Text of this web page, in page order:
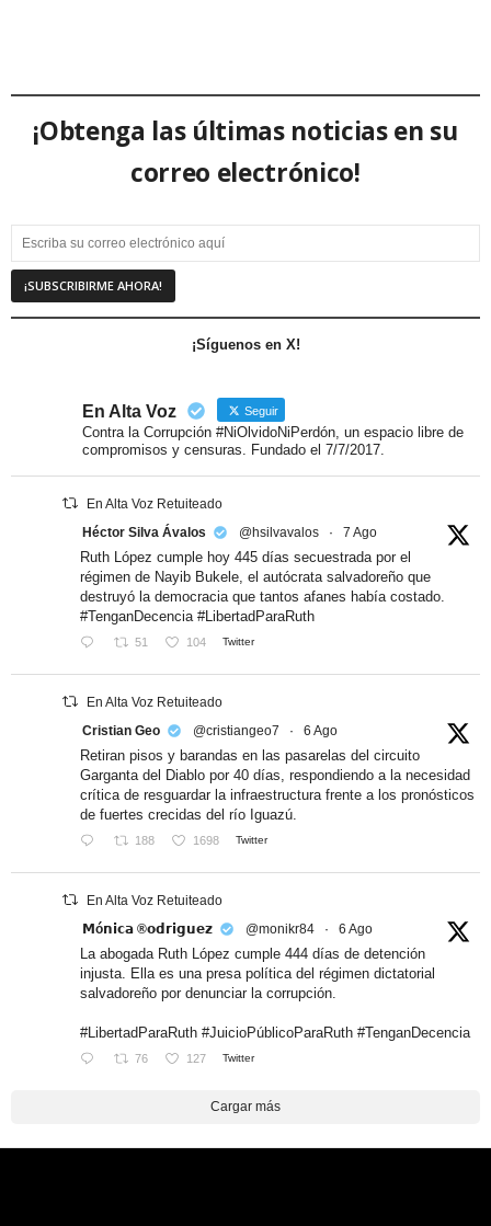
¡Obtenga las últimas noticias en su
correo electrónico!
¡Síguenos en X!
En Alta Voz Seguir
Contra la Corrupción #NiOlvidoNiPerdón, un espacio libre de
compromisos y censuras. Fundado el 7/7/2017.
En Alta Voz Retuiteado
Héctor Silva Ávalos
@hsilvavalos · 7 Ago
Ruth López cumple hoy 445 días secuestrada por el
régimen de Nayib Bukele, el autócrata salvadoreño que
destruyó la democracia que tantos afanes había costado.
#TenganDecencia #LibertadParaRuth
51 104 Twitter
En Alta Voz Retuiteado
Cristian Geo
@cristiangeo7 · 6 Ago
Retiran pisos y barandas en las pasarelas del circuito
Garganta del Diablo por 40 días, respondiendo a la necesidad
crítica de resguardar la infraestructura frente a los pronósticos
de fuertes crecidas del río Iguazú.
188 1698 Twitter
En Alta Voz Retuiteado
𝗠ó𝗻𝗶𝗰𝗮 ®𝗼𝗱𝗿𝗶𝗴𝘂𝗲𝘇
@monikr84 · 6 Ago
La abogada Ruth López cumple 444 días de detención
injusta. Ella es una presa política del régimen dictatorial
salvadoreño por denunciar la corrupción.
#LibertadParaRuth #JuicioPúblicoParaRuth #TenganDecencia
76 127 Twitter
Cargar más